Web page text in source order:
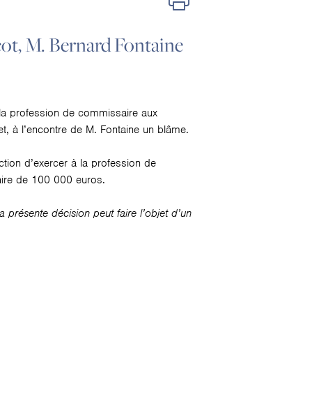
M. Bernard Fontaine
profession de commissaire aux
à l’encontre de M. Fontaine un blâme.
d’exercer à la profession de
de 100 000 euros.
décision peut faire l’objet d’un